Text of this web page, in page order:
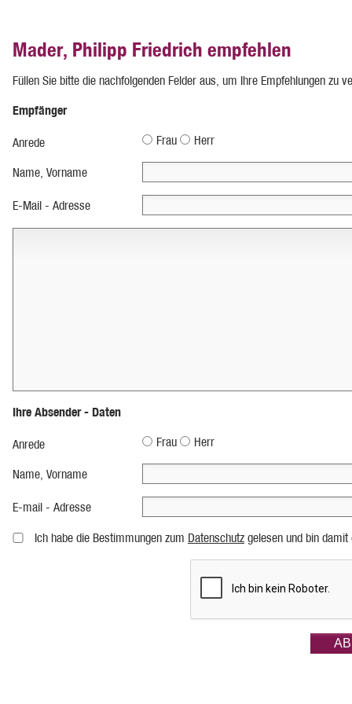
Mader, Philipp Friedrich empfehlen
Füllen Sie bitte die nachfolgenden Felder aus, um Ihre Empfehlungen zu
Empfänger
Anrede Frau Herr
Name, Vorname
E-Mail - Adresse
Ihre Absender - Daten
Anrede Frau Herr
Name, Vorname
E-mail - Adresse
Ich habe die Bestimmungen zum Datenschutz gelesen und bin